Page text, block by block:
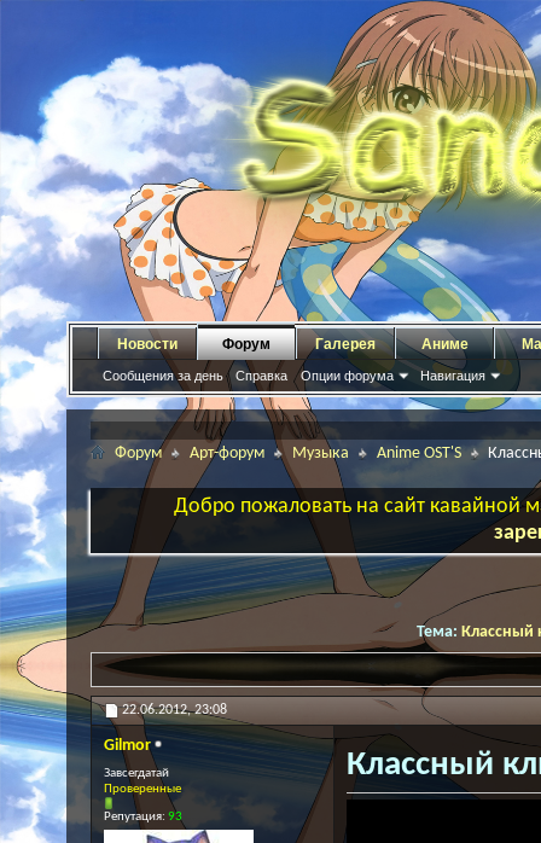
Новости Форум
Сообщения за день Справка Опции форума Навигация
Галерея Аниме
Форум Арт-форум Музыка Anime OST'S
Добро пожаловать на сайт кавайной
Тема: Классный
22.06.2012,23:08
Gilmor
Завсегдатай
Проверенные
Репутация: 93
Классный